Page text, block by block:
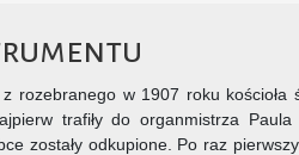
rozebranego w 1907 roku kościoła
trafiły do organmistrza
zostały odkupione. Po raz